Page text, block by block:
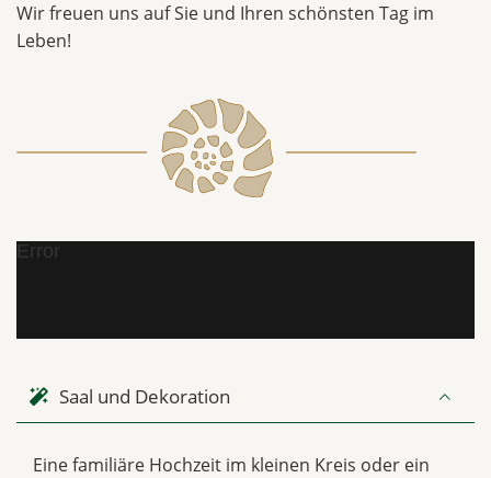
Wir freuen uns auf Sie und Ihren schönsten Tag im
Leben!
Error
Saal und Dekoration
Eine familiäre Hochzeit im kleinen Kreis oder ein